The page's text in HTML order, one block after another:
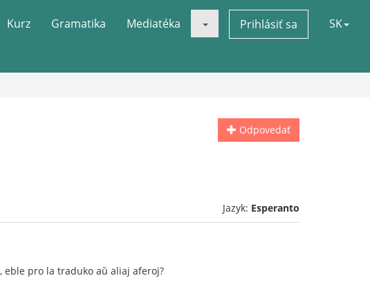
Kurz Gramatika Mediatéka Prihlásiť sa SK
Odpovedať
Jazyk: Esperanto
eble pro la traduko aŭ aliaj aferoj?